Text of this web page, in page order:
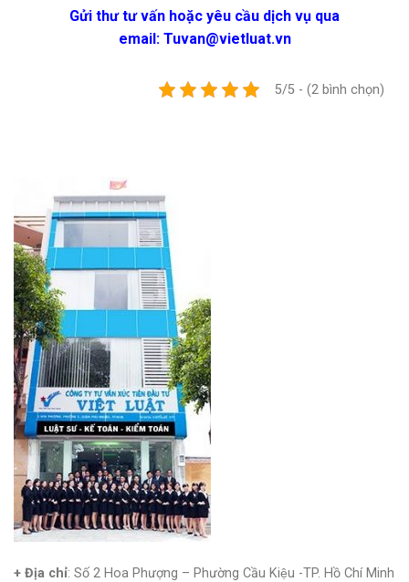
Gửi thư tư vấn hoặc yêu cầu dịch vụ qua
email: Tuvan@vietluat.vn
5/5 - (2 bình chọn)
+ Địa chỉ: Số 2 Hoa Phượng – Phường Cầu Kiệu -TP. Hồ Chí Minh